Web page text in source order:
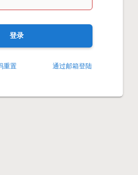
登录
重置 通过邮箱登陆